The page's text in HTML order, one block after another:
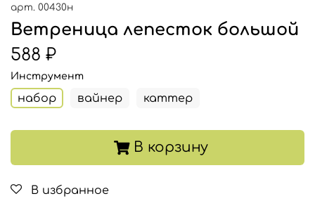
арт. 00430н
Ветреница лепесток большой
588 ₽
Инструмент
набор вайнер каттер
В корзину
В избранное